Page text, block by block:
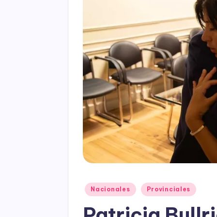
Posted
Nacionales Provinciales